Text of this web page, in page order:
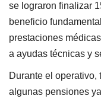
se lograron finalizar
beneficio
prestaciones
a ayudas técnicas y
Durante el operativo,
algunas pensiones